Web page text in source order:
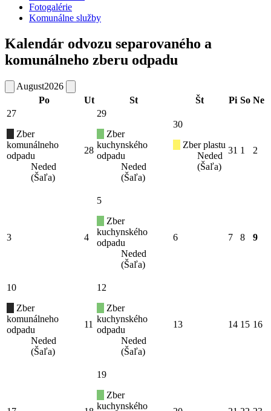
Fotogalérie
Komunálne služby
Kalendár odvozu separovaného a
komunálneho zberu odpadu
August2026
Po
Ut St Št Pi So Ne
27
Zber
komunálneho
odpadu
Neded
(Šaľa)
28
29
Zber
kuchynského
odpadu
Neded
(Šaľa)
30
Zber plastu
Neded
(Šaľa)
31 1 2
3 4
5
Zber
kuchynského
odpadu
Neded
(Šaľa)
6 7 8 9
10
Zber
komunálneho
odpadu
Neded
(Šaľa)
11
12
Zber
kuchynského
odpadu
Neded
(Šaľa)
13 14 15 16
19
Zber
kuchynského